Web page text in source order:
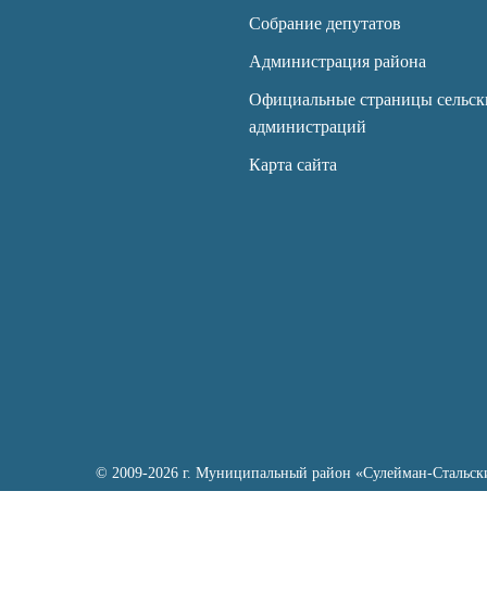
Собрание депутатов
Администрация района
Официальные страницы
администраций
Карта сайта
© 2009-2026 г. Муниципальный район «Сулейман-